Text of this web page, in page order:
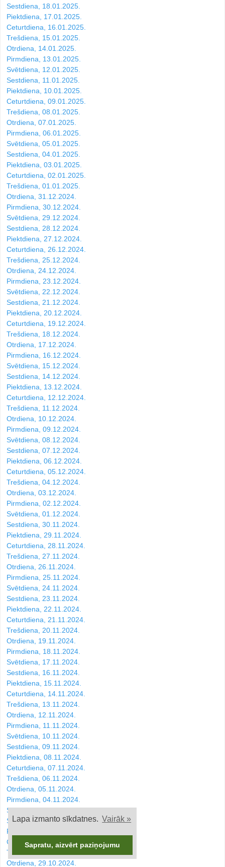
Lapa izmanto sīkdatnes. Vairāk »
Sapratu, aizvērt paziņojumu
Sestdiena, 18.01.2025.
Piektdiena, 17.01.2025.
Ceturtdiena, 16.01.2025.
Trešdiena, 15.01.2025.
Otrdiena, 14.01.2025.
Pirmdiena, 13.01.2025.
Svētdiena, 12.01.2025.
Sestdiena, 11.01.2025.
Piektdiena, 10.01.2025.
Ceturtdiena, 09.01.2025.
Trešdiena, 08.01.2025.
Otrdiena, 07.01.2025.
Pirmdiena, 06.01.2025.
Svētdiena, 05.01.2025.
Sestdiena, 04.01.2025.
Piektdiena, 03.01.2025.
Ceturtdiena, 02.01.2025.
Trešdiena, 01.01.2025.
Otrdiena, 31.12.2024.
Pirmdiena, 30.12.2024.
Svētdiena, 29.12.2024.
Sestdiena, 28.12.2024.
Piektdiena, 27.12.2024.
Ceturtdiena, 26.12.2024.
Trešdiena, 25.12.2024.
Otrdiena, 24.12.2024.
Pirmdiena, 23.12.2024.
Svētdiena, 22.12.2024.
Sestdiena, 21.12.2024.
Piektdiena, 20.12.2024.
Ceturtdiena, 19.12.2024.
Trešdiena, 18.12.2024.
Otrdiena, 17.12.2024.
Pirmdiena, 16.12.2024.
Svētdiena, 15.12.2024.
Sestdiena, 14.12.2024.
Piektdiena, 13.12.2024.
Ceturtdiena, 12.12.2024.
Trešdiena, 11.12.2024.
Otrdiena, 10.12.2024.
Pirmdiena, 09.12.2024.
Svētdiena, 08.12.2024.
Sestdiena, 07.12.2024.
Piektdiena, 06.12.2024.
Ceturtdiena, 05.12.2024.
Trešdiena, 04.12.2024.
Otrdiena, 03.12.2024.
Pirmdiena, 02.12.2024.
Svētdiena, 01.12.2024.
Sestdiena, 30.11.2024.
Piektdiena, 29.11.2024.
Ceturtdiena, 28.11.2024.
Trešdiena, 27.11.2024.
Otrdiena, 26.11.2024.
Pirmdiena, 25.11.2024.
Svētdiena, 24.11.2024.
Sestdiena, 23.11.2024.
Piektdiena, 22.11.2024.
Ceturtdiena, 21.11.2024.
Trešdiena, 20.11.2024.
Otrdiena, 19.11.2024.
Pirmdiena, 18.11.2024.
Svētdiena, 17.11.2024.
Sestdiena, 16.11.2024.
Piektdiena, 15.11.2024.
Ceturtdiena, 14.11.2024.
Trešdiena, 13.11.2024.
Otrdiena, 12.11.2024.
Pirmdiena, 11.11.2024.
Svētdiena, 10.11.2024.
Sestdiena, 09.11.2024.
Piektdiena, 08.11.2024.
Ceturtdiena, 07.11.2024.
Trešdiena, 06.11.2024.
Otrdiena, 05.11.2024.
Pirmdiena, 04.11.2024.
Svētdiena, 03.11.2024.
Sestdiena, 02.11.2024.
Piektdiena, 01.11.2024.
Ceturtdiena, 31.10.2024.
Trešdiena, 30.10.2024.
Otrdiena, 29.10.2024.